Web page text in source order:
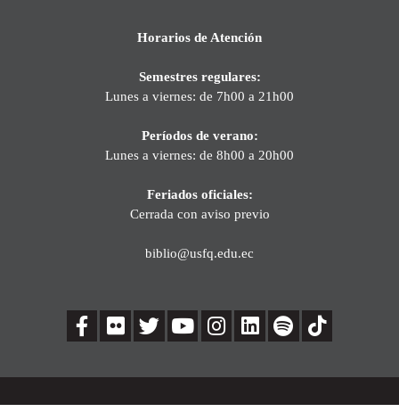
Horarios de Atención
Semestres regulares:
Lunes a viernes: de 7h00 a 21h00
Períodos de verano:
Lunes a viernes: de 8h00 a 20h00
Feriados oficiales:
Cerrada con aviso previo
biblio@usfq.edu.ec